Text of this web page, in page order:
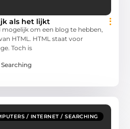
als het lijkt
om een blog te hebben,
HTML. HTML staat voor
Toch is
/ INTERNET / SEARCHING